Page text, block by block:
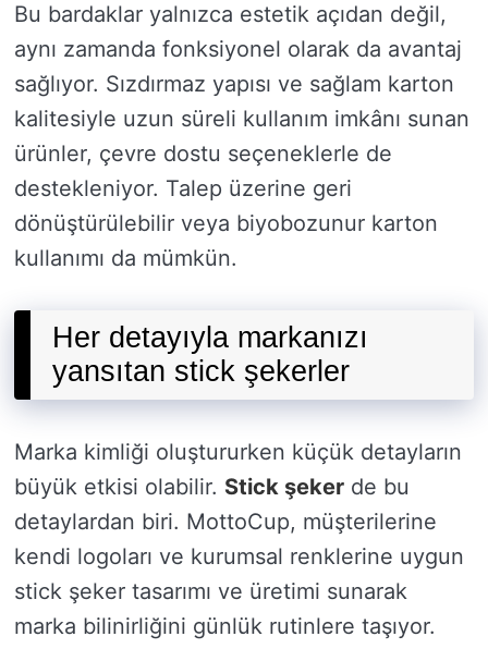
Bu bardaklar yalnızca estetik açıdan değil,
aynı zamanda fonksiyonel olarak da avantaj
sağlıyor. Sızdırmaz yapısı ve sağlam karton
kalitesiyle uzun süreli kullanım imkânı sunan
ürünler, çevre dostu seçeneklerle de
destekleniyor. Talep üzerine geri
dönüştürülebilir veya biyobozunur karton
kullanımı da mümkün.
Her detayıyla markanızı
yansıtan stick şekerler
Marka kimliği oluştururken küçük detayların
büyük etkisi olabilir. Stick şeker de bu
detaylardan biri. MottoCup, müşterilerine
kendi logoları ve kurumsal renklerine uygun
stick şeker tasarımı ve üretimi sunarak
marka bilinirliğini günlük rutinlere taşıyor.